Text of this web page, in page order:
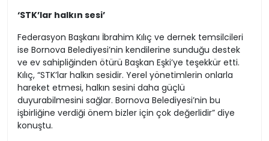
‘STK’lar halkın sesi’
Federasyon Başkanı İbrahim Kılıç ve dernek temsilcileri
ise Bornova Belediyesi’nin kendilerine sunduğu destek
ve ev sahipliğinden ötürü Başkan Eşki’ye teşekkür etti.
Kılıç, “STK’lar halkın sesidir. Yerel yönetimlerin onlarla
hareket etmesi, halkın sesini daha güçlü
duyurabilmesini sağlar. Bornova Belediyesi’nin bu
işbirliğine verdiği önem bizler için çok değerlidir” diye
konuştu.